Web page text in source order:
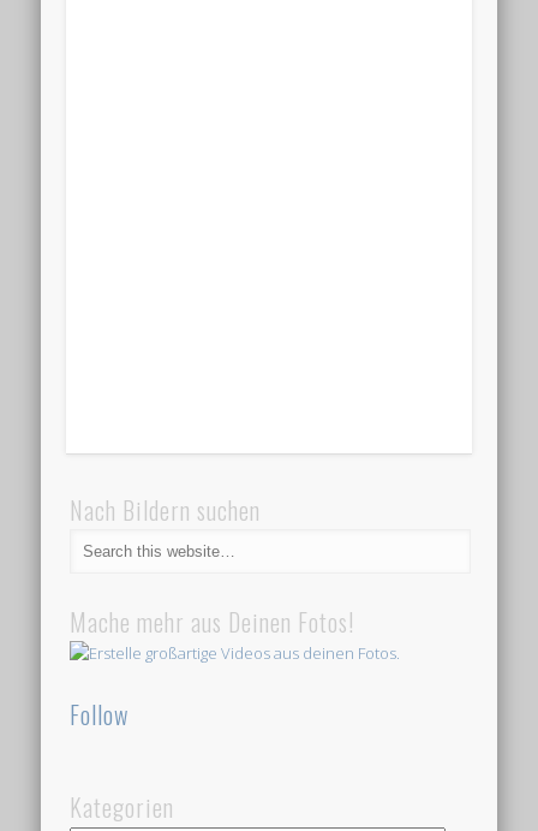
Nach Bildern suchen
Mache mehr aus Deinen Fotos!
Follow
Kategorien